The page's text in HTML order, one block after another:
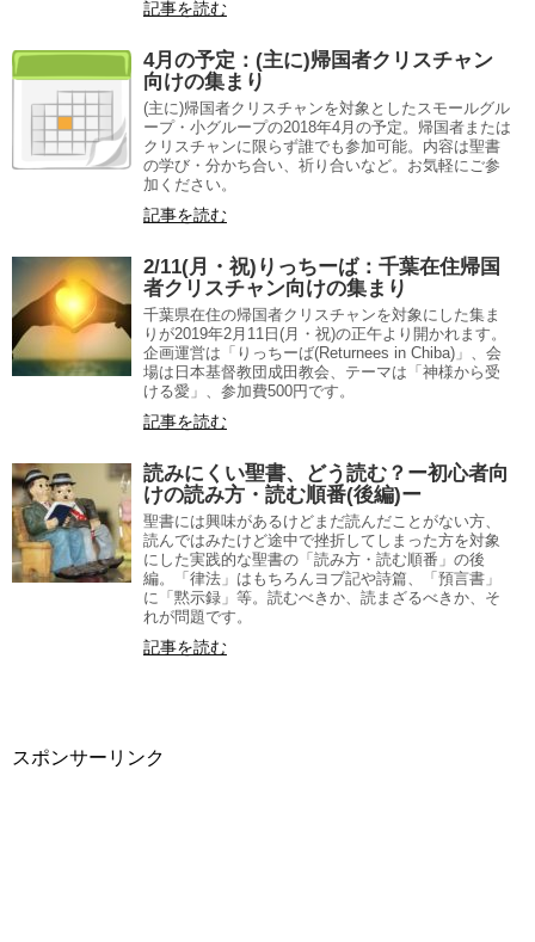
記事を読む
4月の予定：(主に)帰国者クリスチャン
向けの集まり
(主に)帰国者クリスチャンを対象としたスモールグル
ープ・小グループの2018年4月の予定。帰国者または
クリスチャンに限らず誰でも参加可能。内容は聖書
の学び・分かち合い、祈り合いなど。お気軽にご参
加ください。
記事を読む
2/11(月・祝)りっちーば：千葉在住帰国
者クリスチャン向けの集まり
千葉県在住の帰国者クリスチャンを対象にした集ま
りが2019年2月11日(月・祝)の正午より開かれます。
企画運営は「りっちーば(Returnees in Chiba)」、会
場は日本基督教団成田教会、テーマは「神様から受
ける愛」、参加費500円です。
記事を読む
読みにくい聖書、どう読む？ー初心者向
けの読み方・読む順番(後編)ー
聖書には興味があるけどまだ読んだことがない方、
読んではみたけど途中で挫折してしまった方を対象
にした実践的な聖書の「読み方・読む順番」の後
編。「律法」はもちろんヨブ記や詩篇、「預言書」
に「黙示録」等。読むべきか、読まざるべきか、そ
れが問題です。
記事を読む
スポンサーリンク